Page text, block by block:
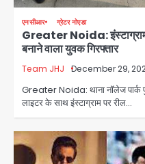
एनसीआर ग्रेटर नोएडा
Greater Noida:
बनाने वाला युवक गिरफ्तार
Team JHJ December 29,
Greater Noida: थाना नॉलेज पार्क
लाइटर के साथ इंस्टाग्राम पर रील…
2
Rahul
speech:
संदेश,
Avinash